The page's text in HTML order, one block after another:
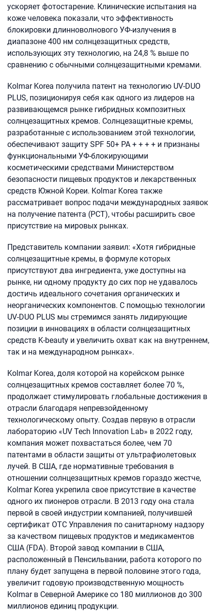
ускоряет фотостарение. Клинические испытания на
коже человека показали, что эффективность
блокировки длинноволнового УФ-излучения в
диапазоне 400 нм солнцезащитных средств,
использующих эту технологию, на 24,8 % выше по
сравнению с обычными солнцезащитными кремами.
Kolmar Korea получила патент на технологию UV-DUO
PLUS, позиционируя себя как одного из лидеров на
развивающемся рынке гибридных композитных
солнцезащитных кремов. Солнцезащитные кремы,
разработанные с использованием этой технологии,
обеспечивают защиту SPF 50+ PA + + + + и признаны
функциональными УФ-блокирующими
косметическими средствами Министерством
безопасности пищевых продуктов и лекарственных
средств Южной Кореи. Kolmar Korea также
рассматривает вопрос подачи международных заявок
на получение патента (PCT), чтобы расширить свое
присутствие на мировых рынках.
Представитель компании заявил: «Хотя гибридные
солнцезащитные кремы, в формуле которых
присутствуют два ингредиента, уже доступны на
рынке, ни одному продукту до сих пор не удавалось
достичь идеального сочетания органических и
неорганических компонентов. С помощью технологии
UV-DUO PLUS мы стремимся занять лидирующие
позиции в инновациях в области солнцезащитных
средств K-beauty и увеличить охват как на внутреннем,
так и на международном рынках».
Kolmar Korea, доля которой на корейском рынке
солнцезащитных кремов составляет более 70 %,
продолжает стимулировать глобальные достижения в
отрасли благодаря непревзойденному
технологическому опыту. Создав первую в отрасли
лабораторию «UV Tech Innovation Lab» в 2022 году,
компания может похвастаться более, чем 70
патентами в области защиты от ультрафиолетовых
лучей. В США, где нормативные требования в
отношении солнцезащитных кремов гораздо жестче,
Kolmar Korea укрепила свое присутствие в качестве
одного их пионеров отрасли. В 2013 году она стала
первой в своей индустрии компанией, получившей
сертификат OTC Управления по санитарному надзору
за качеством пищевых продуктов и медикаментов
США (FDA). Второй завод компании в США,
расположенный в Пенсильвании, работа которого по
плану будет запущена в первой половине этого года,
увеличит годовую производственную мощность
Kolmar в Северной Америке со 180 миллионов до 300
миллионов единиц продукции.